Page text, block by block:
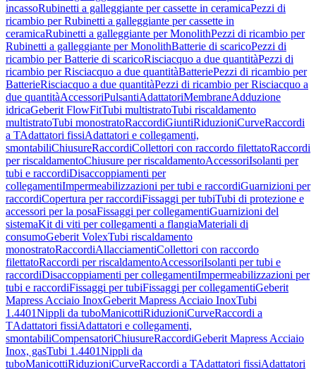
incassoRubinetti a galleggiante per cassette in ceramicaPezzi di
ricambio per Rubinetti a galleggiante per cassette in
ceramicaRubinetti a galleggiante per MonolithPezzi di ricambio per
Rubinetti a galleggiante per MonolithBatterie di scaricoPezzi di
ricambio per Batterie di scaricoRisciacquo a due quantitàPezzi di
ricambio per Risciacquo a due quantitàBatteriePezzi di ricambio per
BatterieRisciacquo a due quantitàPezzi di ricambio per Risciacquo a
due quantitàAccessoriPulsantiAdattatoriMembraneAdduzione
idricaGeberit FlowFitTubi multistratoTubi riscaldamento
multistratoTubi monostratoRaccordiGiuntiRiduzioniCurveRaccordi
a TAdattatori fissiAdattatori e collegamenti,
smontabiliChiusureRaccordiCollettori con raccordo filettatoRaccordi
per riscaldamentoChiusure per riscaldamentoAccessoriIsolanti per
tubi e raccordiDisaccoppiamenti per
collegamentiImpermeabilizzazioni per tubi e raccordiGuarnizioni per
raccordiCopertura per raccordiFissaggi per tubiTubi di protezione e
accessori per la posaFissaggi per collegamentiGuarnizioni del
sistemaKit di viti per collegamenti a flangiaMateriali di
consumoGeberit VolexTubi riscaldamento
monostratoRaccordiAllacciamentiCollettori con raccordo
filettatoRaccordi per riscaldamentoAccessoriIsolanti per tubi e
raccordiDisaccoppiamenti per collegamentiImpermeabilizzazioni per
tubi e raccordiFissaggi per tubiFissaggi per collegamentiGeberit
Mapress Acciaio InoxGeberit Mapress Acciaio InoxTubi
1.4401Nippli da tuboManicottiRiduzioniCurveRaccordi a
TAdattatori fissiAdattatori e collegamenti,
smontabiliCompensatoriChiusureRaccordiGeberit Mapress Acciaio
Inox, gasTubi 1.4401Nippli da
tuboManicottiRiduzioniCurveRaccordi a TAdattatori fissiAdattatori